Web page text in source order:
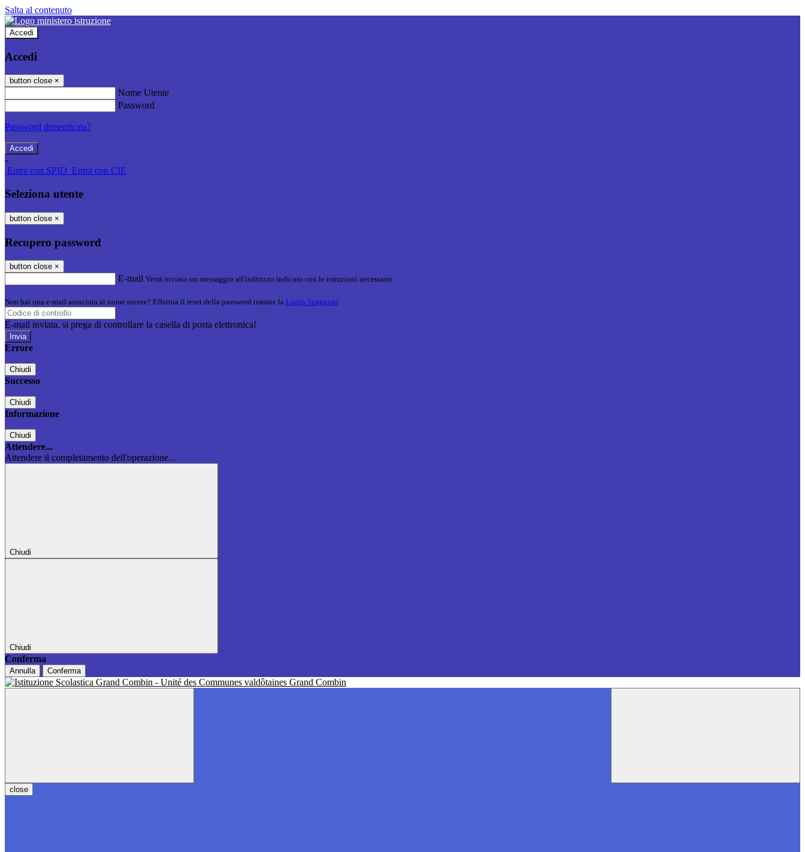
Salta al contenuto
Accedi
Accedi
button close ×
Nome Utente
Password
Password dimenticata?
-
Entra con SPID Entra con CIE
Seleziona utente
button close ×
Recupero password
button close ×
E-mail Verrà inviato un messaggio all'indirizzo indicato con le istruzioni necessarie.
Non hai una e-mail associata al nome utente? Effettua il reset della password tramite la Login Spaggiari
E-mail inviata, si prega di controllare la casella di posta elettronica!
Errore
Chiudi
Successo
Chiudi
Informazione
Chiudi
Attendere...
Attendere il completamento dell'operazione...
Chiudi
Chiudi
Conferma
Annulla Conferma
close